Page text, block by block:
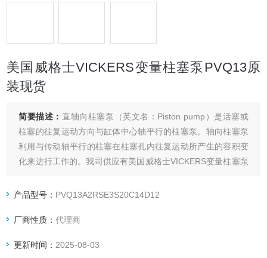
美国威格士VICKERS变量柱塞泵PVQ13原
装现货
简要描述： 直轴向柱塞泵（英文名：Piston pump）是活塞或
柱塞的往复运动方向与缸体中心轴平行的柱塞泵。轴向柱塞泵
利用与传动轴平行的柱塞在柱塞孔内往复运动所产生的容积变
化来进行工作的。我司供应有美国威格士VICKERS变量柱塞泵
产品型号： PVQ13A2RSE3S20C14D12
厂商性质：代理商
更新时间： 2025-08-03